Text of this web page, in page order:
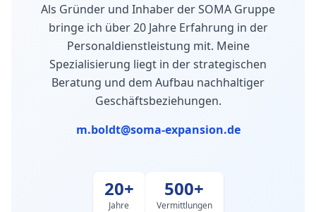
Als Gründer und Inhaber der SOMA Gruppe
bringe ich über 20 Jahre Erfahrung in der
Personaldienstleistung mit. Meine
Spezialisierung liegt in der strategischen
Beratung und dem Aufbau nachhaltiger
Geschäftsbeziehungen.
m.boldt@soma-expansion.de
20+
Jahre
500+
Vermittlungen